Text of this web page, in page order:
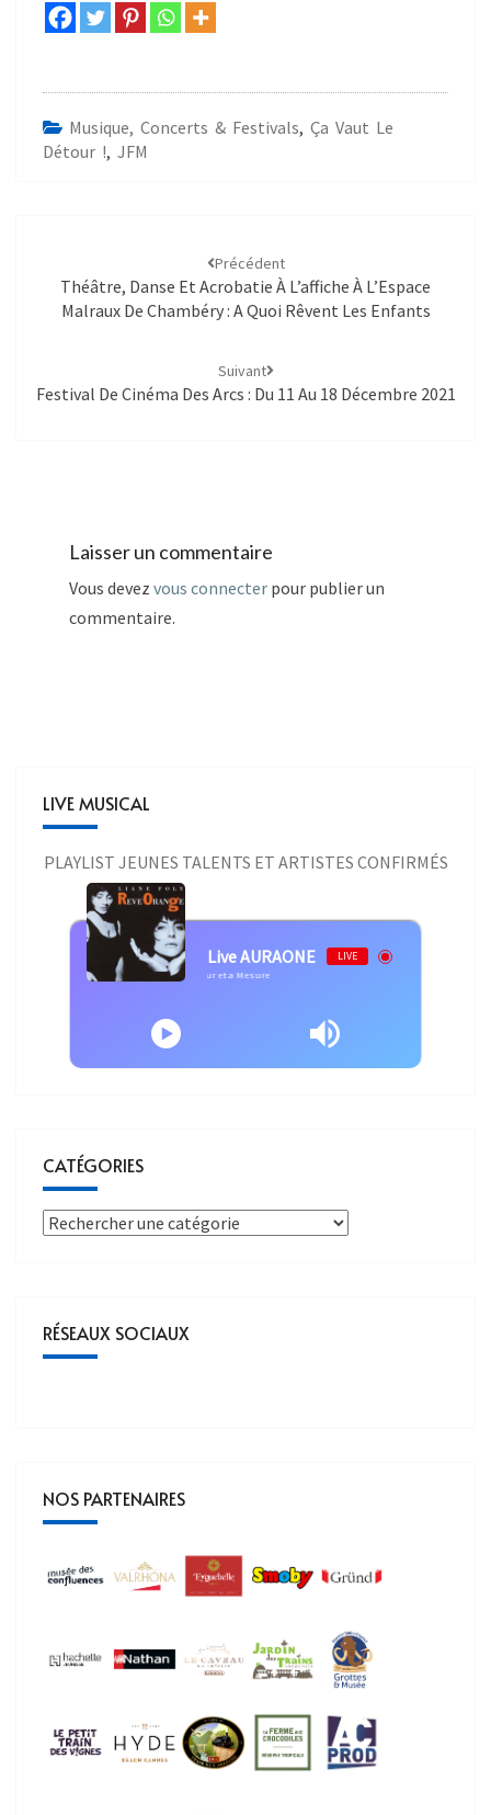
Musique, Concerts & Festivals, Ça Vaut Le
Détour !, JFM
Précédent
Théâtre, Danse Et Acrobatie À L’affiche À L’Espace
Malraux De Chambéry : A Quoi Rêvent Les Enfants
Suivant
Festival De Cinéma Des Arcs : Du 11 Au 18 Décembre 2021
Laisser un commentaire
Vous devez vous connecter pour publier un
commentaire.
LIVE MUSICAL
PLAYLIST JEUNES TALENTS ET ARTISTES CONFIRMÉS
Live AURAONE LIVE
Liane Foly - Liane Foly - Au Fur et a Mesure
CATÉGORIES
RÉSEAUX SOCIAUX
NOS PARTENAIRES